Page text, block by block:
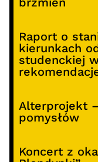
Raport o
kierunkach
studenckiej
Alterprojekt
pomysłów
Koncert z